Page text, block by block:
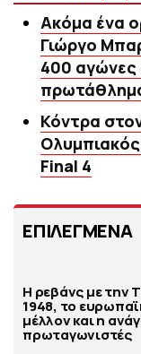
Ακόμα ένα
Γιώργο
400 αγώνες
Κόντρα
Final 4
ΕΠΙΛΕΓΜΕΝΑ
Η ρεβάνς με την
1948, το
μέλλον και η
πρωταγωνιστές